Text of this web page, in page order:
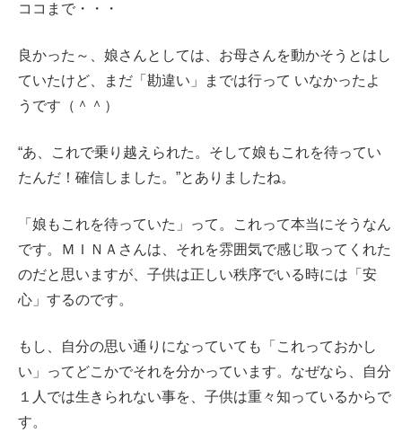
ココまで・・・
良かった～、娘さんとしては、お母さんを動かそうとはし
ていたけど、まだ「勘違い」までは行って いなかったよ
うです（＾＾）
“あ、これで乗り越えられた。そして娘もこれを待ってい
たんだ！確信しました。”とありましたね。
「娘もこれを待っていた」って。これって本当にそうなん
です。ＭＩＮＡさんは、それを雰囲気で感じ取ってくれた
のだと思いますが、子供は正しい秩序でいる時には「安
心」するのです。
もし、自分の思い通りになっていても「これっておかし
い」ってどこかでそれを分かっています。なぜなら、自分
１人では生きられない事を、子供は重々知っているからで
す。